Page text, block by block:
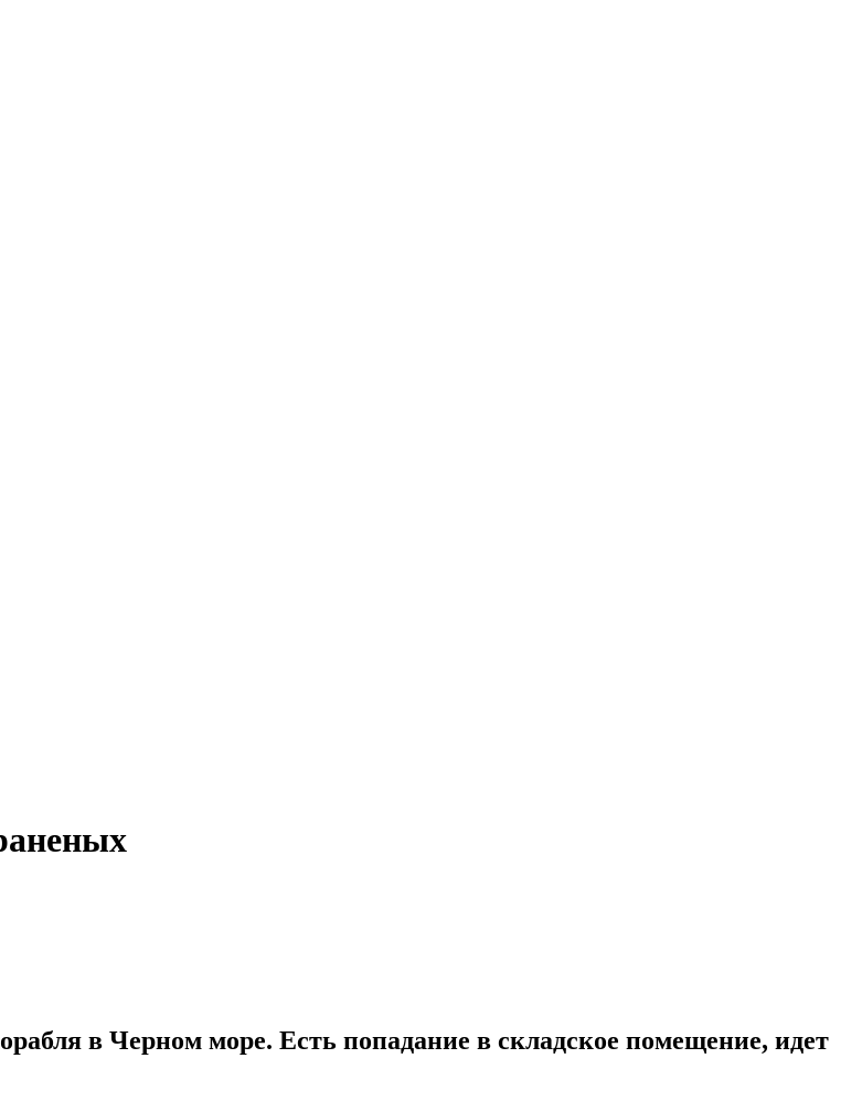
в Черном море. Есть попадание в складское помещение, идет